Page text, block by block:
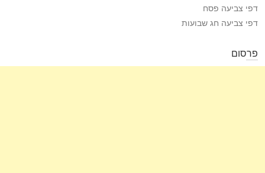
דפי צביעה פסח
דפי צביעה חג שבועות
פרסום